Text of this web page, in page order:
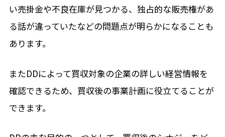
い売掛金や不良在庫が見つかる、独占的な販売権があ
る話が違っていたなどの問題点が明らかになることも
あります。
またDDによって買収対象の企業の詳しい経営情報を
確認できるため、買収後の事業計画に役立てることが
できます。